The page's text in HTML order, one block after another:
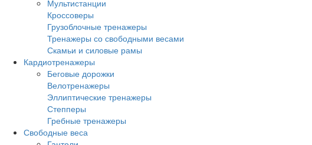
Мультистанции
Кроссоверы
Грузоблочные тренажеры
Тренажеры со свободными весами
Скамьи и силовые рамы
Кардиотренажеры
Беговые дорожки
Велотренажеры
Эллиптические тренажеры
Степперы
Гребные тренажеры
Свободные веса